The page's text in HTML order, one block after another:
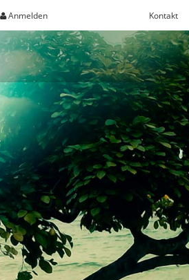
Anmelden Kontakt